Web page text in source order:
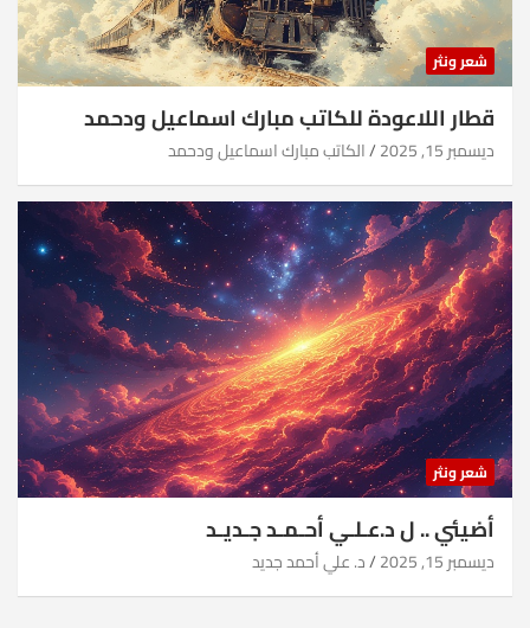
شعر ونثر
قطار اللاعودة للكاتب مبارك اسماعيل ودحمد
ديسمبر 15, 2025 الكاتب مبارك اسماعيل ودحمد
شعر ونثر
أضيئي .. ل د.عـلـي أحـمـد جـديـد
ديسمبر 15, 2025 د. علي أحمد جديد